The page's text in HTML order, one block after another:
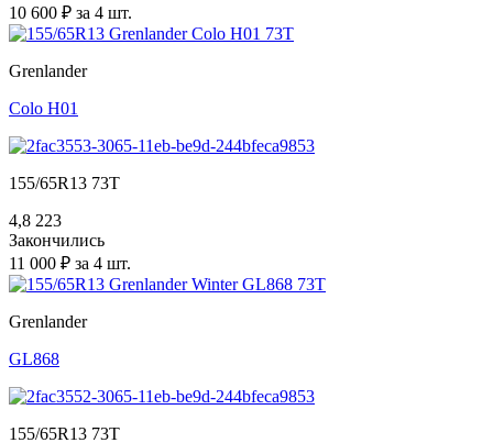
10 600 ₽ за 4 шт.
Grenlander
Colo H01
155/65R13 73T
4,8 223
Закончились
11 000 ₽ за 4 шт.
Grenlander
GL868
155/65R13 73T